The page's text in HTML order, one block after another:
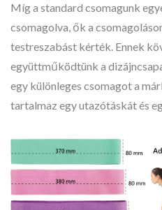
Míg a standard csomagunk
csomagolva, ők a
testreszabást kérték. Ennek
együttműködtünk a
egy különleges csomagot a
tartalmaz egy utazótáskát és